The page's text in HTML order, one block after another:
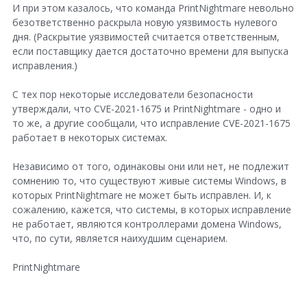
И при этом казалось, что команда PrintNightmare невольно
безответственно раскрыла новую уязвимость нулевого
дня. (Раскрытие уязвимостей считается ответственным,
если поставщику дается достаточно времени для выпуска
исправления.)
С тех пор некоторые исследователи безопасности
утверждали, что CVE-2021-1675 и PrintNightmare - одно и
то же, а другие сообщали, что исправление CVE-2021-1675
работает в некоторых системах.
Независимо от того, одинаковы они или нет, не подлежит
сомнению то, что существуют живые системы Windows, в
которых PrintNightmare не может быть исправлен. И, к
сожалению, кажется, что системы, в которых исправление
не работает, являются контроллерами домена Windows,
что, по сути, является наихудшим сценарием.
PrintNightmare